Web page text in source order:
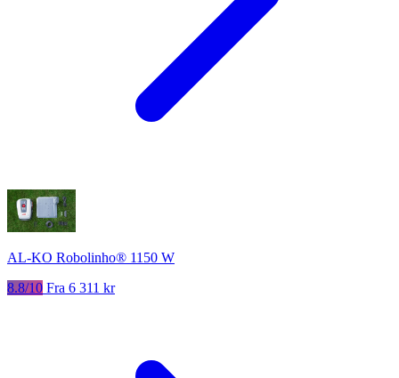
AL-KO Robolinho® 1150 W
8.8/10 Fra 6 311 kr